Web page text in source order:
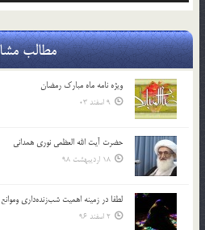
مطالب
ویژه نامه ماه مبارک رمضان
9 اسفند 03
حضرت آیت الله العظمی نوری همدانی
18 اردیبهشت 98
لطفا در زمينه اهميت شب‌زنده‌داري
2 اسفند 96